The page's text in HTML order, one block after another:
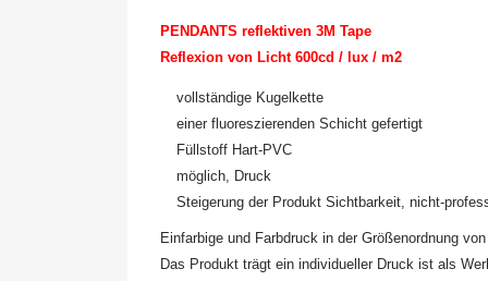
PENDANTS reflektiven 3M Tape
Reflexion von Licht 600cd / lux / m2
vollständige Kugelkette
einer fluoreszierenden Schicht gefertigt
Füllstoff Hart-PVC
möglich, Druck
Steigerung der Produkt Sichtbarkeit, nicht-
Einfarbige und Farbdruck in der Größenordnung
Das Produkt trägt ein individueller Druck ist als